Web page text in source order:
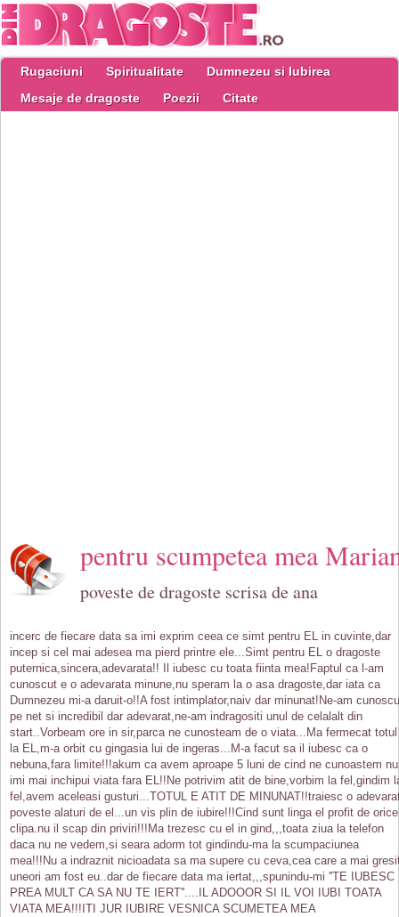
Rugaciuni Spiritualitate
Dumnezeu si Iubirea
Mesaje de dragoste
Poezii Citate
pentru scumpetea mea
poveste de dragoste scrisa de ana
incerc de fiecare data sa imi exprim ceea ce simt pentru EL in cuvinte,dar
incep si cel mai adesea ma pierd printre ele...Simt pentru EL o dragoste
puternica,sincera,adevarata!! Il iubesc cu toata fiinta mea!Faptul ca l-am
cunoscut e o adevarata minune,nu speram la o asa dragoste,dar iata ca
Dumnezeu mi-a daruit-o!!A fost intimplator,naiv dar minunat!Ne-am
pe net si incredibil dar adevarat,ne-am indragositi unul de celalalt din
start..Vorbeam ore in sir,parca ne cunosteam de o viata...Ma fermecat totul
la EL,m-a orbit cu gingasia lui de ingeras...M-a facut sa il iubesc ca o
nebuna,fara limite!!!akum ca avem aproape 5 luni de cind ne cunoastem nu
imi mai inchipui viata fara EL!!Ne potrivim atit de bine,vorbim la fel,gindim
fel,avem aceleasi gusturi...TOTUL E ATIT DE MINUNAT!!traiesc o
poveste alaturi de el...un vis plin de iubire!!!Cind sunt linga el profit de orice
clipa.nu il scap din priviri!!!Ma trezesc cu el in gind,,,toata ziua la telefon
daca nu ne vedem,si seara adorm tot gindindu-ma la scumpaciunea
mea!!!Nu a indraznit nicioadata sa ma supere cu ceva,cea care a mai
uneori am fost eu..dar de fiecare data ma iertat,,,spunindu-mi ''TE IUBESC
PREA MULT CA SA NU TE IERT''....IL ADOOOR SI IL VOI IUBI TOATA
VIATA MEA!!!ITI JUR IUBIRE VESNICA SCUMETEA MEA